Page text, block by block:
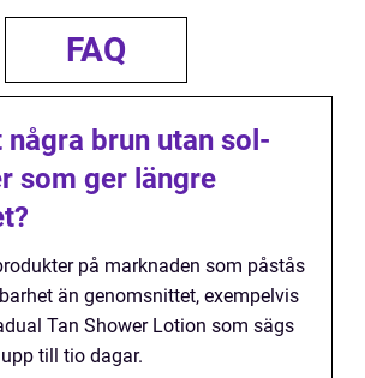
FAQ
några brun utan sol-
som ger längre
på marknaden som påstås
än genomsnittet, exempelvis
Tan Shower Lotion som sägs
till tio dagar.